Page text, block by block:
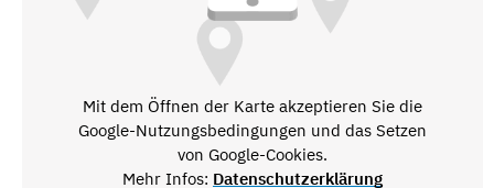
Mit dem Öffnen der Karte akzeptieren Sie die
Google-Nutzungsbedingungen und das Setzen
von Google-Cookies.
Mehr Infos: Datenschutzerklärung